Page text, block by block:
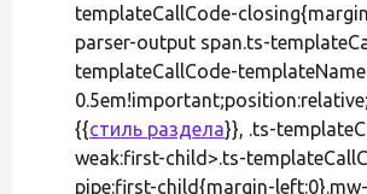
templateCallCode-
parser-output span.ts-
templateCallCode-
{{стиль раздела}}, .ts-
weak:first-child>.ts-
pipe:first-child{margin-